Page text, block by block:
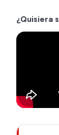
¿Quisiera